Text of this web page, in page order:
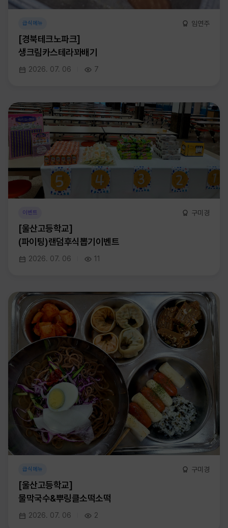
급식메뉴 임연주
[경북테크노파크]
생크림카스테라꽈배기
2026. 07. 06 7
이벤트 구미경
[울산고등학교]
(파이팅)랜덤후식뽑기이벤트
2026. 07. 06 11
급식메뉴 구미경
[울산고등학교]
물막국수&뿌링클소떡소떡
2026. 07. 06 2